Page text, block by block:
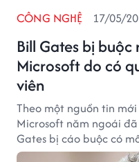
Bill Gates bị
Microsoft do có
viên
CÔNG NGHỆ 17/05/
Theo một nguồn tin
Microsoft năm ngoái
Gates bị cáo buộc có
nhân viên.